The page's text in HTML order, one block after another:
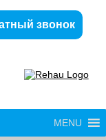
звонок
MENU